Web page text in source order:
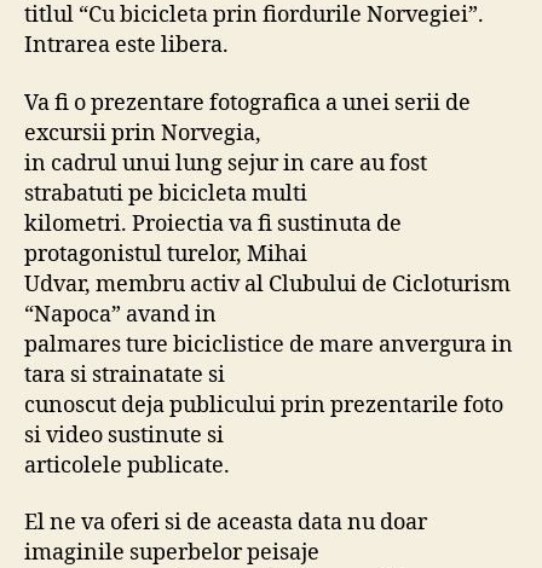
titlul “Cu bicicleta prin fiordurile Norvegiei”.
Intrarea este libera.
Va fi o prezentare fotografica a unei serii de
excursii prin Norvegia,
in cadrul unui lung sejur in care au fost
strabatuti pe bicicleta multi
kilometri. Proiectia va fi sustinuta de
protagonistul turelor, Mihai
Udvar, membru activ al Clubului de Cicloturism
“Napoca” avand in
palmares ture biciclistice de mare anvergura in
tara si strainatate si
cunoscut deja publicului prin prezentarile foto
si video sustinute si
articolele publicate.
El ne va oferi si de aceasta data nu doar
imaginile superbelor peisaje